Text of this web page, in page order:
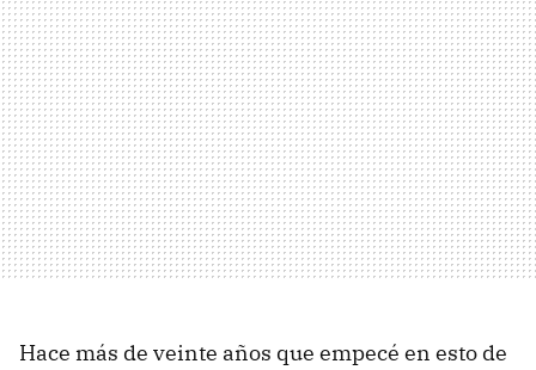
Hace más de veinte años que empecé en esto de